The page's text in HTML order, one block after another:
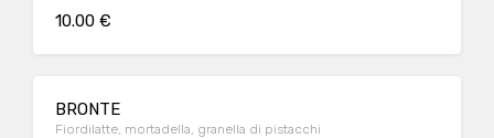
10.00 €
BRONTE
Fiordilatte, mortadella, granella di pistacchi